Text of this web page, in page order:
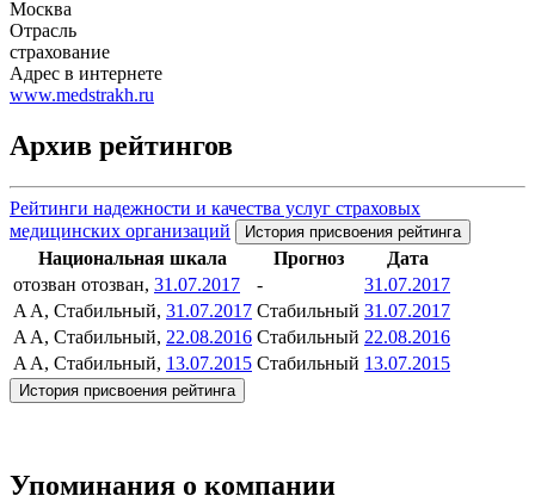
Москва
Отрасль
страхование
Адрес в интернете
www.medstrakh.ru
Архив рейтингов
Рейтинги надежности и качества услуг страховых
медицинских организаций
История присвоения рейтинга
Национальная шкала Прогноз
Дата
отозван отозван, 31.07.2017 -
31.07.2017
A A, Стабильный, 31.07.2017 Стабильный 31.07.2017
A A, Стабильный, 22.08.2016 Стабильный 22.08.2016
A A, Стабильный, 13.07.2015 Стабильный 13.07.2015
История присвоения рейтинга
Упоминания о компании